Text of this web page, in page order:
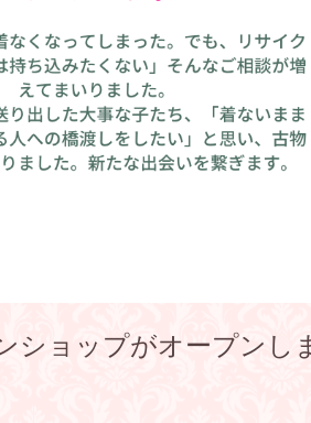
ショップがオープンし